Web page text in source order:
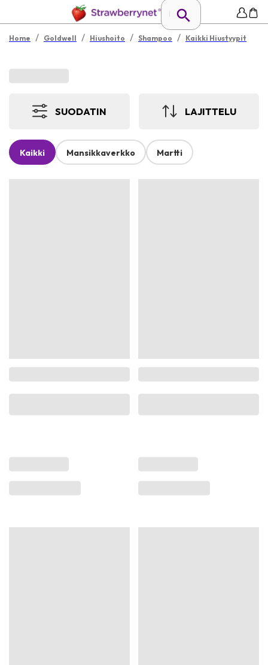
Home / Goldwell / Hiushoito / Shampoo / Kaikki Hiustyypit
SUODATIN LAJITTELU
Kaikki Mansikkaverkko Martti